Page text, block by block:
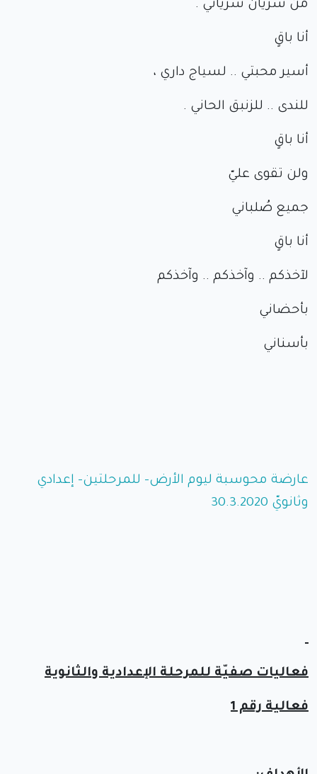
من شريان شرياني .
أنا باقٍ
أسير محبتي .. لسياج داري ،
للندى .. للزنبق الحاني .
أنا باقٍ
ولن تقوى عليّ
جميع صُلباني
أنا باقٍ
لآخذكم .. وآخذكم .. وآخذكم
بأحضاني
بأسناني
عارضة محوسبة ليوم الأرض- للمرحلتين- إعدادي
وثانويّ 30.3.2020
فعاليات صفيّة للمرحلة الإعدادية والثانوية
فعالية رقم 1